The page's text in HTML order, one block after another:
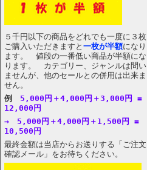
５千円以下の商品をどれでも一度に３枚
ご購入いただきますと 一枚が半額になり
ます。 値段の一番低い商品が半額にな
ります。 カテゴリー、ジャンルは問い
ませんが、他のセールとの併用は出来ま
せん。
例
5,000円＋4,000円＋3,000円 =
12,000円
→ 5,000円＋4,000円＋1,500円 =
10,500円
最終金額は当店からお送りする「ご注文
確認メール」をお待ちください。